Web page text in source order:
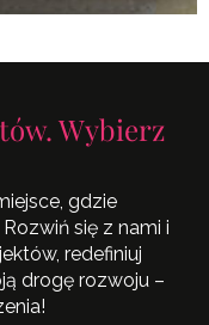
Wybierz
gdzie
się z nami i
redefiniuj
drogę rozwoju –